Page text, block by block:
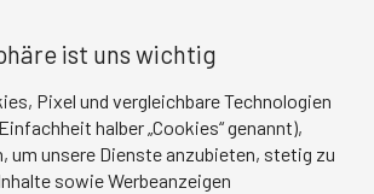
ist uns wichtig
Pixel und vergleichbare Technologien
halber „Cookies“ genannt),
um unsere Dienste anzubieten, stetig zu
sowie Werbeanzeigen